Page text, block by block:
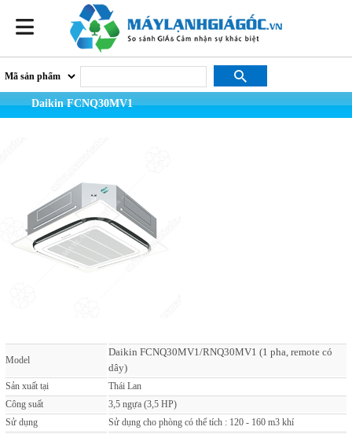
Daikin FCNQ30MV1
Model
Daikin FCNQ30MV1/RNQ30MV1 (1 pha, remote có
dây)
Sản xuất tại
Thái Lan
Công suất
3,5 ngựa (3,5 HP)
Sử dụng
Sử dụng cho phòng có thể tích : 120 - 160 m3 khí